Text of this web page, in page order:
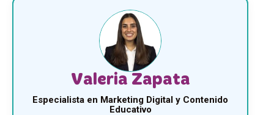
Valeria Zapata
Especialista en Marketing Digital y Contenido
Educativo